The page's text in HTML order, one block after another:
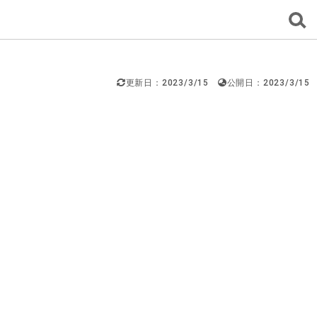
更新日：2023/3/15 公開日：2023/3/15